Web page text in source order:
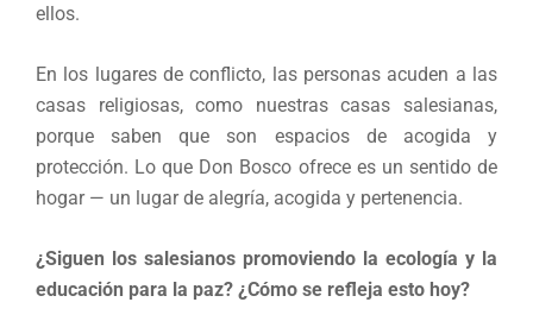
ellos.
En los lugares de conflicto, las personas acuden a las
casas religiosas, como nuestras casas salesianas,
porque saben que son espacios de acogida y
protección. Lo que Don Bosco ofrece es un sentido de
hogar — un lugar de alegría, acogida y pertenencia.
¿Siguen los salesianos promoviendo la ecología y la
educación para la paz? ¿Cómo se refleja esto hoy?